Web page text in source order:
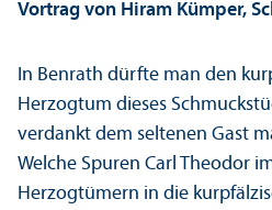
Vortrag von Hiram Kümper,
In Benrath dürfte man den
Herzogtum dieses
verdankt dem seltenen Gast
Welche Spuren Carl Theodor
Herzogtümern in die